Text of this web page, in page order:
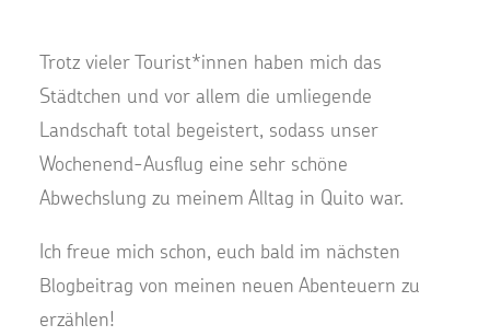
Trotz vieler Tourist*innen haben mich das
Städtchen und vor allem die umliegende
Landschaft total begeistert, sodass unser
Wochenend-Ausflug eine sehr schöne
Abwechslung zu meinem Alltag in Quito war.
Ich freue mich schon, euch bald im nächsten
Blogbeitrag von meinen neuen Abenteuern zu
erzählen!